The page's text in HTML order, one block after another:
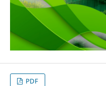
PDF